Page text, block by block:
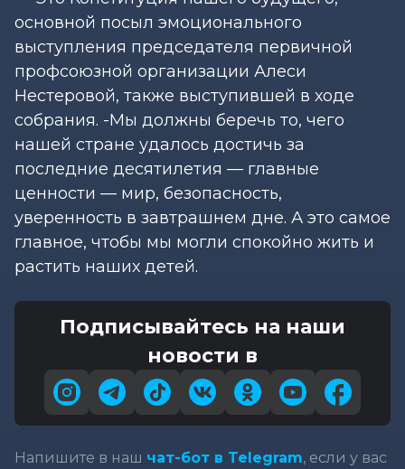
основной посыл эмоционального
выступления председателя первичной
профсоюзной организации Алеси
Нестеровой, также выступившей в ходе
собрания. -Мы должны беречь то, чего
нашей стране удалось достичь за
последние десятилетия — главные
ценности — мир, безопасность,
уверенность в завтрашнем дне. А это самое
главное, чтобы мы могли спокойно жить и
растить наших детей.
Подписывайтесь на наши
новости в
Напишите в наш чат-бот в Telegram, если у вас